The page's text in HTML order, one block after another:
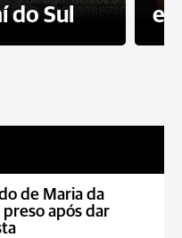
do Sul
de Maria da
preso após dar